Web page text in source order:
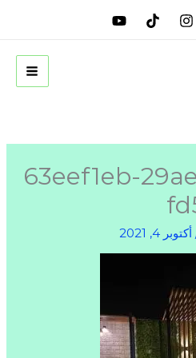
63eef1eb-
أكتوبر 4, 2021